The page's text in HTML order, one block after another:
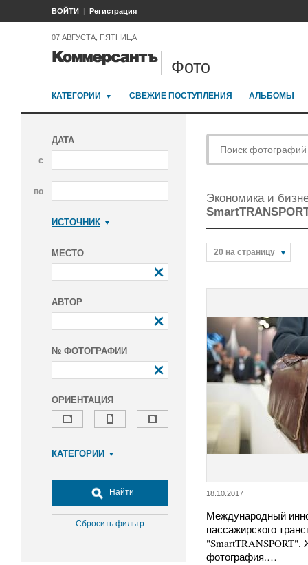
ВОЙТИ Регистрация
07 АВГУСТА, ПЯТНИЦА
Фото
КАТЕГОРИИ СВЕЖИЕ ПОСТУПЛЕНИЯ АЛЬБОМЫ
ДАТА
с
по
ИСТОЧНИК
МЕСТО
АВТОР
№ ФОТОГРАФИИ
ОРИЕНТАЦИЯ
КАТЕГОРИИ
Досуг, туризм и отдых
Культура
Медицина
Найти
Сбросить фильтр
Экономика и
20 на страницу
18.10.2017
Международный
пассажирского
фотография.…